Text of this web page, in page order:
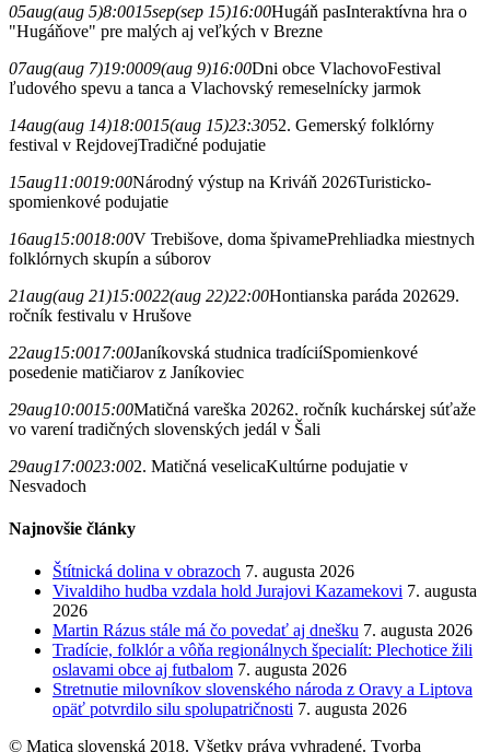
05aug(aug 5)8:0015sep(sep 15)16:00Hugáň pasInteraktívna hra o
"Hugáňove" pre malých aj veľkých v Brezne
07aug(aug 7)19:0009(aug 9)16:00Dni obce VlachovoFestival
ľudového spevu a tanca a Vlachovský remeselnícky jarmok
14aug(aug 14)18:0015(aug 15)23:3052. Gemerský folklórny
festival v RejdovejTradičné podujatie
15aug11:0019:00Národný výstup na Kriváň 2026Turisticko-
spomienkové podujatie
16aug15:0018:00V Trebišove, doma špivamePrehliadka miestnych
folklórnych skupín a súborov
21aug(aug 21)15:0022(aug 22)22:00Hontianska paráda 202629.
ročník festivalu v Hrušove
22aug15:0017:00Janíkovská studnica tradíciíSpomienkové
posedenie matičiarov z Janíkoviec
29aug10:0015:00Matičná vareška 20262. ročník kuchárskej súťaže
vo varení tradičných slovenských jedál v Šali
29aug17:0023:002. Matičná veselicaKultúrne podujatie v
Nesvadoch
Najnovšie články
Štítnická dolina v obrazoch 7. augusta 2026
Vivaldiho hudba vzdala hold Jurajovi Kazamekovi 7. augusta
2026
Martin Rázus stále má čo povedať aj dnešku 7. augusta 2026
Tradície, folklór a vôňa regionálnych špecialít: Plechotice žili
oslavami obce aj futbalom 7. augusta 2026
Stretnutie milovníkov slovenského národa z Oravy a Liptova
opäť potvrdilo silu spolupatričnosti 7. augusta 2026
© Matica slovenská 2018. Všetky práva vyhradené. Tvorba